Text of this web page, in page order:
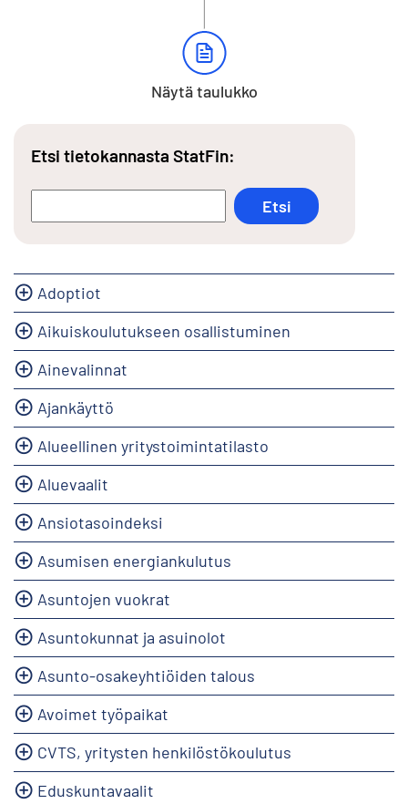
Näytä taulukko
Etsi tietokannasta StatFin:
Adoptiot
Aikuiskoulutukseen osallistuminen
Ainevalinnat
Ajankäyttö
Alueellinen yritystoimintatilasto
Aluevaalit
Ansiotasoindeksi
Asumisen energiankulutus
Asuntojen vuokrat
Asuntokunnat ja asuinolot
Asunto-osakeyhtiöiden talous
Avoimet työpaikat
CVTS, yritysten henkilöstökoulutus
Eduskuntavaalit